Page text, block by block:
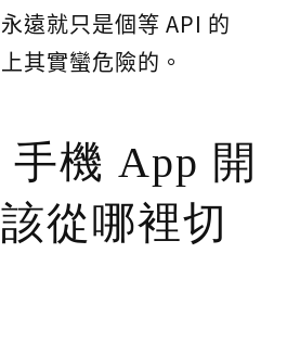
遠就只是個等 API 的
其實蠻危險的。
手機 App 開
從哪裡切